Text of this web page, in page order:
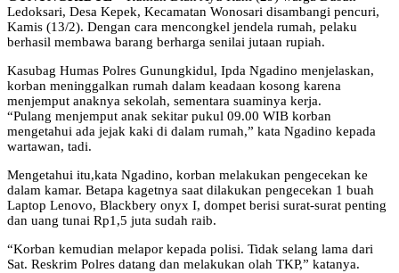
Ledoksari, Desa Kepek, Kecamatan Wonosari disambangi pencuri,
Kamis (13/2). Dengan cara mencongkel jendela rumah, pelaku
berhasil membawa barang berharga senilai jutaan rupiah.
Kasubag Humas Polres Gunungkidul, Ipda Ngadino menjelaskan,
korban meninggalkan rumah dalam keadaan kosong karena
menjemput anaknya sekolah, sementara suaminya kerja.
“Pulang menjemput anak sekitar pukul 09.00 WIB korban
mengetahui ada jejak kaki di dalam rumah,” kata Ngadino kepada
wartawan, tadi.
Mengetahui itu,kata Ngadino, korban melakukan pengecekan ke
dalam kamar. Betapa kagetnya saat dilakukan pengecekan 1 buah
Laptop Lenovo, Blackbery onyx I, dompet berisi surat-surat penting
dan uang tunai Rp1,5 juta sudah raib.
“Korban kemudian melapor kepada polisi. Tidak selang lama dari
Sat. Reskrim Polres datang dan melakukan olah TKP,” katanya.